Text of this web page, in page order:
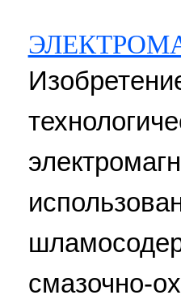
смазочно-